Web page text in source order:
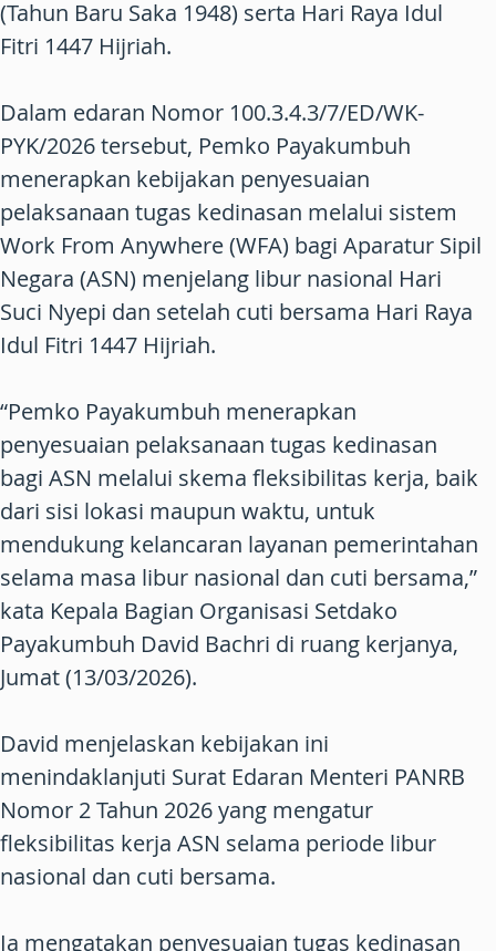
(Tahun Baru Saka 1948) serta Hari Raya Idul
Fitri 1447 Hijriah.
Dalam edaran Nomor 100.3.4.3/7/ED/WK-
PYK/2026 tersebut, Pemko Payakumbuh
menerapkan kebijakan penyesuaian
pelaksanaan tugas kedinasan melalui sistem
Work From Anywhere (WFA) bagi Aparatur Sipil
Negara (ASN) menjelang libur nasional Hari
Suci Nyepi dan setelah cuti bersama Hari Raya
Idul Fitri 1447 Hijriah.
“Pemko Payakumbuh menerapkan
penyesuaian pelaksanaan tugas kedinasan
bagi ASN melalui skema fleksibilitas kerja, baik
dari sisi lokasi maupun waktu, untuk
mendukung kelancaran layanan pemerintahan
selama masa libur nasional dan cuti bersama,”
kata Kepala Bagian Organisasi Setdako
Payakumbuh David Bachri di ruang kerjanya,
Jumat (13/03/2026).
David menjelaskan kebijakan ini
menindaklanjuti Surat Edaran Menteri PANRB
Nomor 2 Tahun 2026 yang mengatur
fleksibilitas kerja ASN selama periode libur
nasional dan cuti bersama.
Ia mengatakan penyesuaian tugas kedinasan